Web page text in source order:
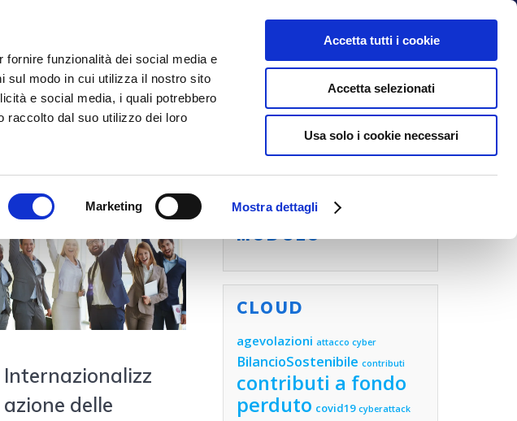
funzionalità dei social media e
sul modo in cui utilizza il nostro sito
e social media, i quali potrebbero
raccolto dal suo utilizzo dei loro
Marketing Mostra dettagli
Accetta tutti i cookie
Accetta selezionati
Usa solo i cookie necessari
LAVORA CON NOI BLOG
Internazionalizz
azione delle
COMPILA ORA IL
MODULO
CLOUD
agevolazioni attacco cyber
BilancioSostenibile contributi
contributi a fondo
perduto covid19 cyberattack